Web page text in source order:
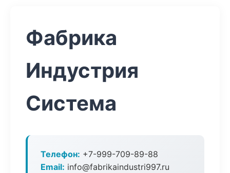
Фабрика
Индустрия
Система
Телефон: +7-999-709-89-88
Email: info@fabrikaindustri997.ru